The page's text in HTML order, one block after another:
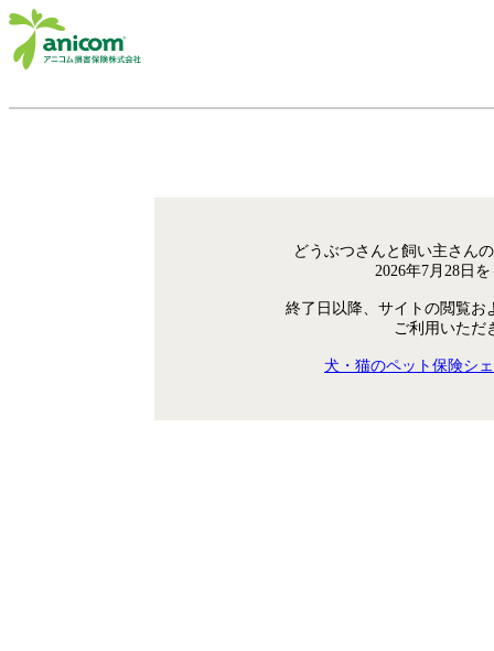
どうぶつさんと飼い主さん
2026年7月28日
終了日以降、サイトの閲覧お
ご利用いただ
犬・猫のペット保険シ